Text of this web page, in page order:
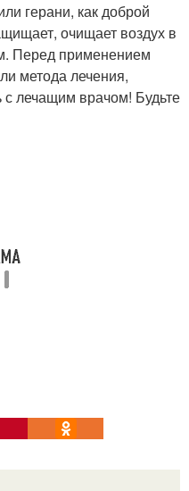
герани, как доброй
очищает воздух в
Перед применением
метода лечения,
с лечащим врачом! Будьте